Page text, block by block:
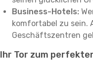
Business-Hotels:
komfortabel zu sein.
Geschäftszentren
Ihr Tor zum